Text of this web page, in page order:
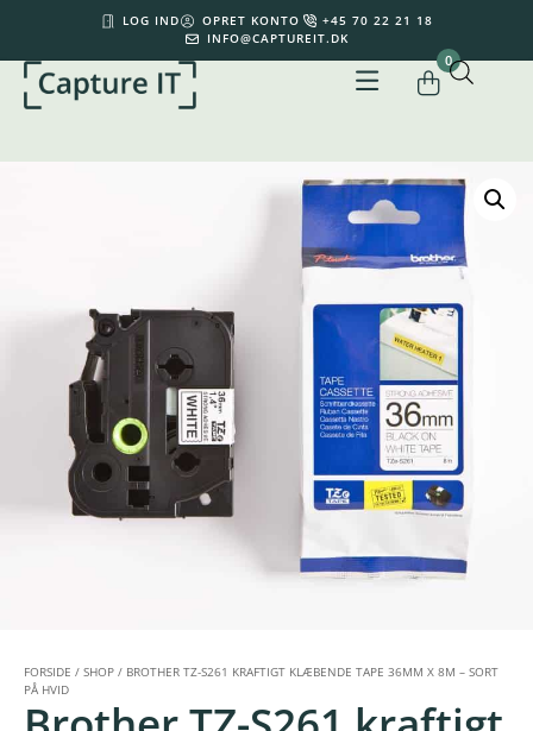
LOG IND OPRET KONTO
+45 70 22 21 18
INFO@CAPTUREIT.DK
0
inkl. moms
MERE FOR GRATIS FRAGT
SE KURV
GÅ TIL KASSE
FORSIDE / SHOP / BROTHER TZ-S261 KRAFTIGT KLÆBENDE TAPE 36MM X 8M – SORT
PÅ HVID